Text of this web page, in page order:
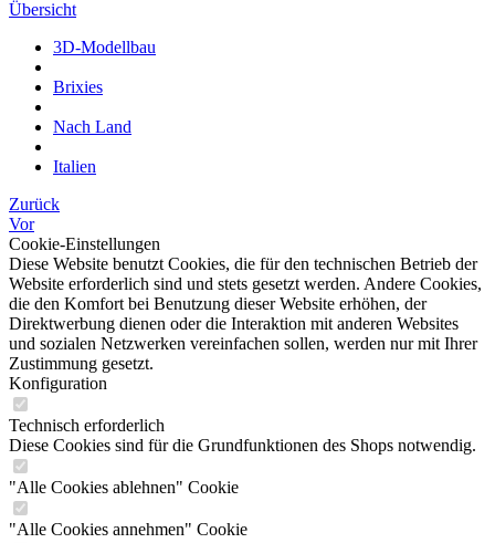
Übersicht
3D-Modellbau
Brixies
Nach Land
Italien
Zurück
Vor
Cookie-Einstellungen
Diese Website benutzt Cookies, die für den technischen Betrieb der
Website erforderlich sind und stets gesetzt werden. Andere Cookies,
die den Komfort bei Benutzung dieser Website erhöhen, der
Direktwerbung dienen oder die Interaktion mit anderen Websites
und sozialen Netzwerken vereinfachen sollen, werden nur mit Ihrer
Zustimmung gesetzt.
Konfiguration
Technisch erforderlich
Diese Cookies sind für die Grundfunktionen des Shops notwendig.
"Alle Cookies ablehnen" Cookie
"Alle Cookies annehmen" Cookie